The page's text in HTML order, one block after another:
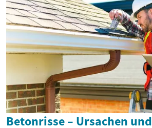
Betonrisse – Ursachen und